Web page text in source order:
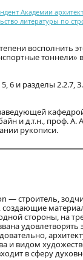
Академии
литературы по
восполнить
тоннели»
6 и разделы 2.2.7,
и д.т.н., проф. А.
рукописи.
— строитель,
создающие
стороны, на
удовлетворять
и видом
в сферу